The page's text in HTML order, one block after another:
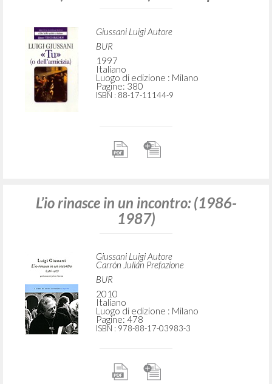
Giussani Luigi Autore
BUR
1997
Italiano
Luogo di edizione : Milano
Pagine: 380
ISBN : 88-17-11144-9
L’io rinasce in un incontro: (1986-
1987)
Giussani Luigi Autore
Carrón Julián Prefazione
BUR
2010
Italiano
Luogo di edizione : Milano
Pagine: 478
ISBN : 978-88-17-03983-3